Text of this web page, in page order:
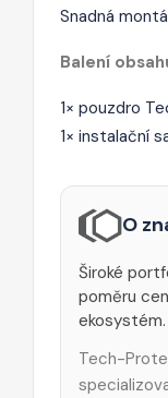
Snadná
Balení
1× pouzdro
1× instalační
O
Široké
poměru
ekosystém.
Tech-